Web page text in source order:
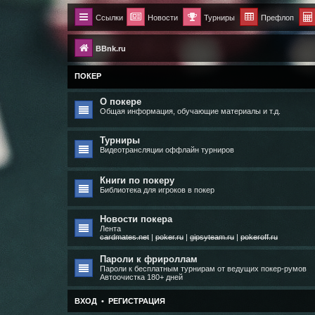
Ссылки Новости Турниры Префлоп
BBnk.ru
ПОКЕР
О покере
Общая информация, обучающие материалы и т.д.
Турниры
Видеотрансляции оффлайн турниров
Книги по покеру
Библиотека для игроков в покер
Новости покера
Лента
cardmates.net | poker.ru | gipsyteam.ru | pokeroff.ru
Пароли к фрироллам
Пароли к бесплатным турнирам от ведущих покер-румов
Автоочистка 180+ дней
ВХОД • РЕГИСТРАЦИЯ